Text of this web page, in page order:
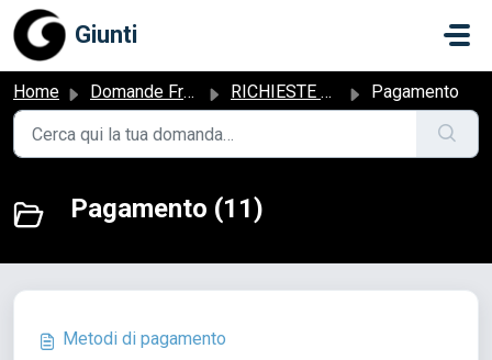
Salta al contenuto principale
Giunti
Home Domande Frequenti (FAQ) RICHIESTE RELATIVE AD UN ORDINE Pagamento
Pagamento (11)
Metodi di pagamento